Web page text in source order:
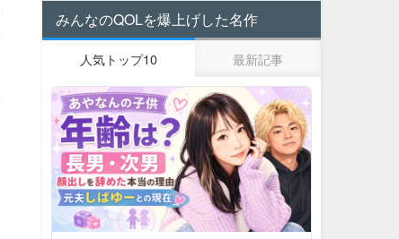
みんなのQOLを爆上げした名作
人気トップ10 最新記事